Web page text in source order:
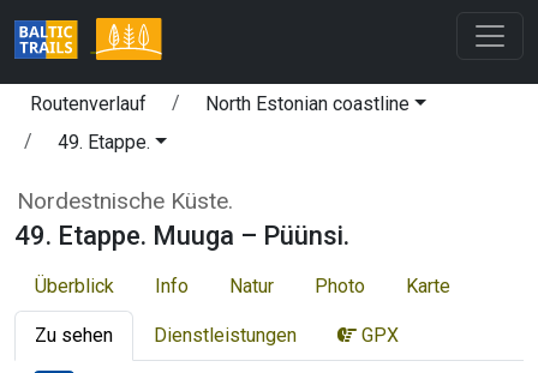
Routenverlauf
North Estonian coastline
49. Etappe.
Nordestnische Küste.
49. Etappe. Muuga – Püünsi.
Überblick Info Natur Photo Karte
Zu sehen Dienstleistungen GPX